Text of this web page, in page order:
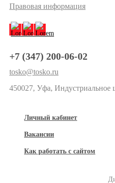
Правовая информация
+7 (347) 200-06-02
tosko@tosko.ru
450027, Уфа, Индустриальное
Личный кабинет
Вакансии
Как работать с сайтом